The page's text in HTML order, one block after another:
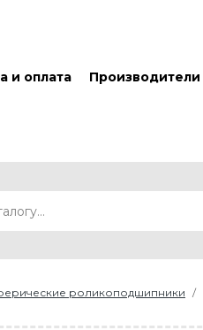
и оплата Производители
роликоподшипники